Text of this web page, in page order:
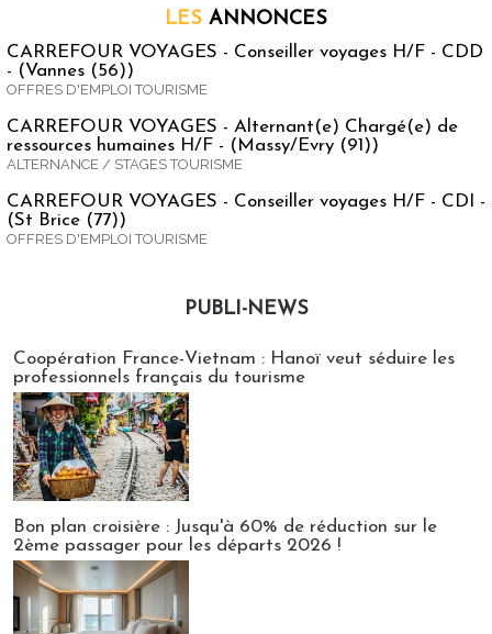
LES ANNONCES
CARREFOUR VOYAGES - Conseiller voyages H/F - CDD
- (Vannes (56))
OFFRES D'EMPLOI TOURISME
CARREFOUR VOYAGES - Alternant(e) Chargé(e) de
ressources humaines H/F - (Massy/Evry (91))
ALTERNANCE / STAGES TOURISME
CARREFOUR VOYAGES - Conseiller voyages H/F - CDI -
(St Brice (77))
OFFRES D'EMPLOI TOURISME
PUBLI-NEWS
Coopération France-Vietnam : Hanoï veut séduire les
professionnels français du tourisme
Bon plan croisière : Jusqu'à 60% de réduction sur le
2ème passager pour les départs 2026 !